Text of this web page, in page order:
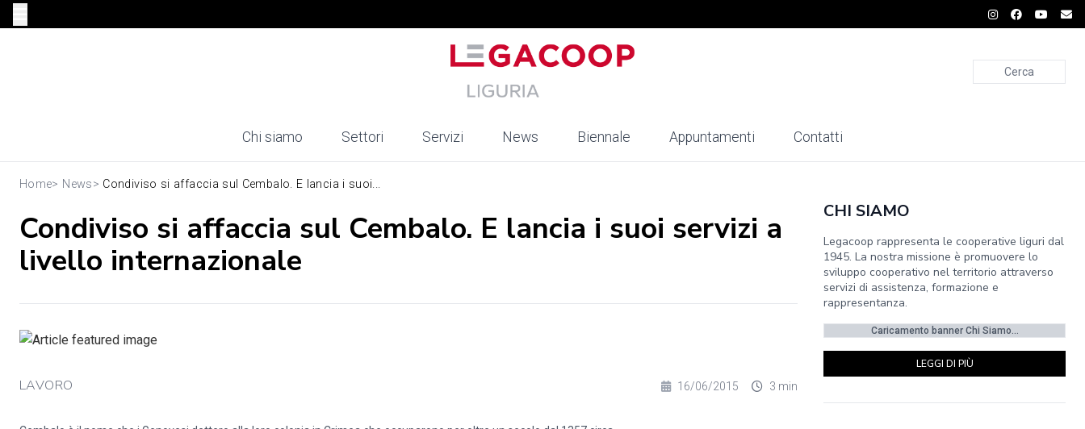
Cerca
Chi siamo Settori Servizi News Biennale Appuntamenti Contatti
Home> News> Condiviso si affaccia sul Cembalo. E lancia i suoi...
Condiviso si affaccia sul Cembalo. E lancia i suoi servizi a
livello internazionale
LAVORO 16/06/2015 3 min
CHI SIAMO
Legacoop rappresenta le cooperative liguri dal
1945. La nostra missione è promuovere lo
sviluppo cooperativo nel territorio attraverso
servizi di assistenza, formazione e
rappresentanza.
Caricamento banner Chi Siamo...
LEGGI DI PIÙ